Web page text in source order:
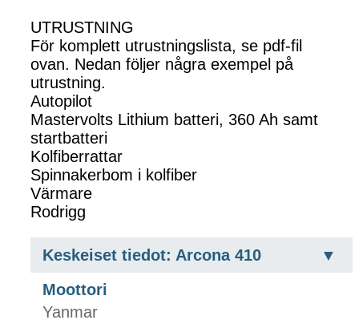
UTRUSTNING
För komplett utrustningslista, se pdf-fil
ovan. Nedan följer några exempel på
utrustning.
Autopilot
Mastervolts Lithium batteri, 360 Ah samt
startbatteri
Kolfiberrattar
Spinnakerbom i kolfiber
Värmare
Rodrigg
Keskeiset tiedot: Arcona 410
Moottori
Yanmar